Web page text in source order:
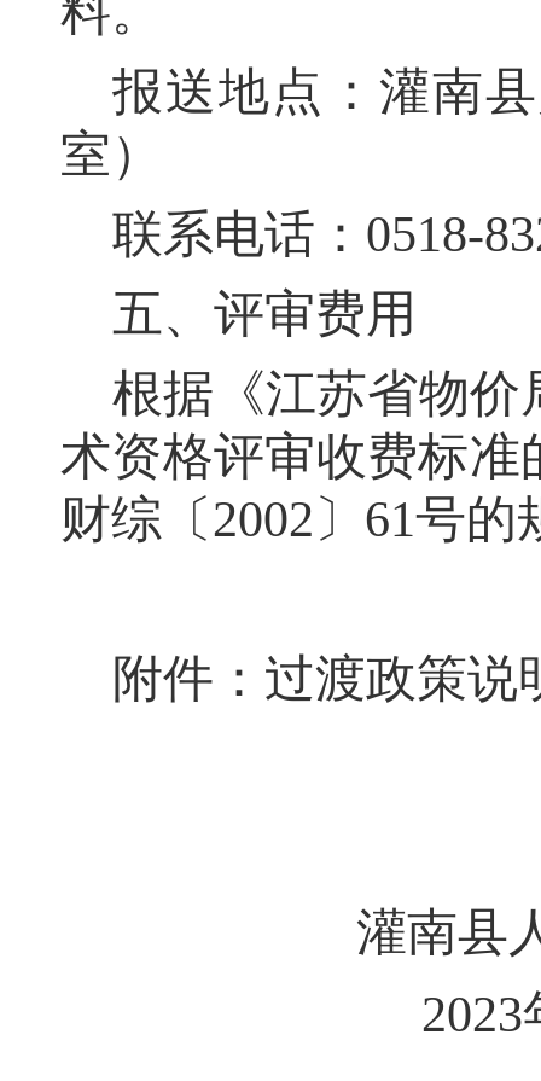
料。
报送地点：灌南
室）
联系电话： 0518-
五、评审费用
根据《江苏省物价
术资格评审收费标
财综〔2002 〕 61号的
附件：过渡政策说
灌南县
2023